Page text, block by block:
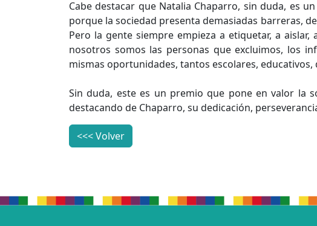
Cabe destacar que Natalia Chaparro, sin duda, es
porque la sociedad presenta demasiadas barreras,
Pero la gente siempre empieza a etiquetar, a
nosotros somos las personas que excluimos, los
mismas oportunidades, tantos escolares,
Sin duda, este es un premio que pone en valor la
destacando de Chaparro, su dedicación,
<<< Volver